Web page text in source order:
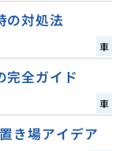
の対処法
車
完全ガイド
車
き場アイデア